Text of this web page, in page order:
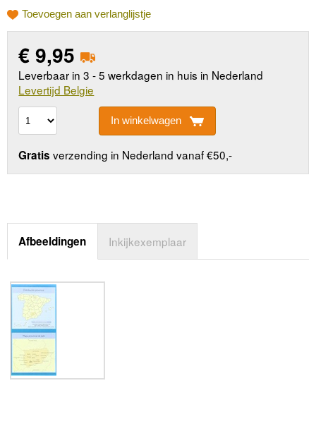
Toevoegen aan verlanglijstje
€9,95
Leverbaar in 3 - 5 werkdagen in huis in Nederland
Levertijd Belgie
In winkelwagen
Gratis verzending in Nederland vanaf €50,-
Afbeeldingen Inkijkexemplaar